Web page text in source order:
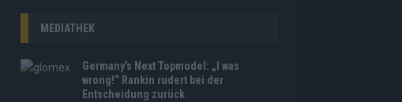
MEDIATHEK
Germany’s Next Topmodel: „I was
wrong!“ Rankin rudert bei der
Entscheidung zurück